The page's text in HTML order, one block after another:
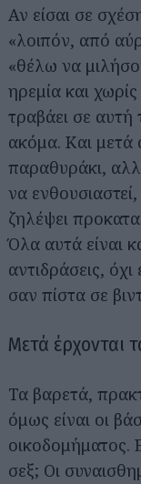
Αν είσαι σε
«λοιπόν, από
«θέλω να
ηρεμία και
τραβάει σε αυτή
ακόμα. Και μετά
παραθυράκι,
να
ζηλέψει
Όλα αυτά είναι
αντιδράσεις,
σαν πίστα σε
Μετά έρχονται
Τα βαρετά,
όμως είναι οι
οικοδομήματος.
σεξ; Οι